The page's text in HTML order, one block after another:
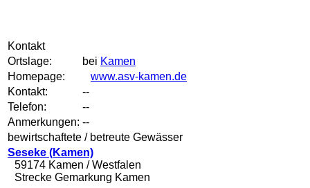
Kontakt
Ortslage:
bei Kamen
Homepage:
www.asv-kamen.de
Kontakt:
--
Telefon:
--
Anmerkungen: --
bewirtschaftete / betreute Gewässer
Seseke (Kamen)
59174 Kamen / Westfalen
Strecke Gemarkung Kamen